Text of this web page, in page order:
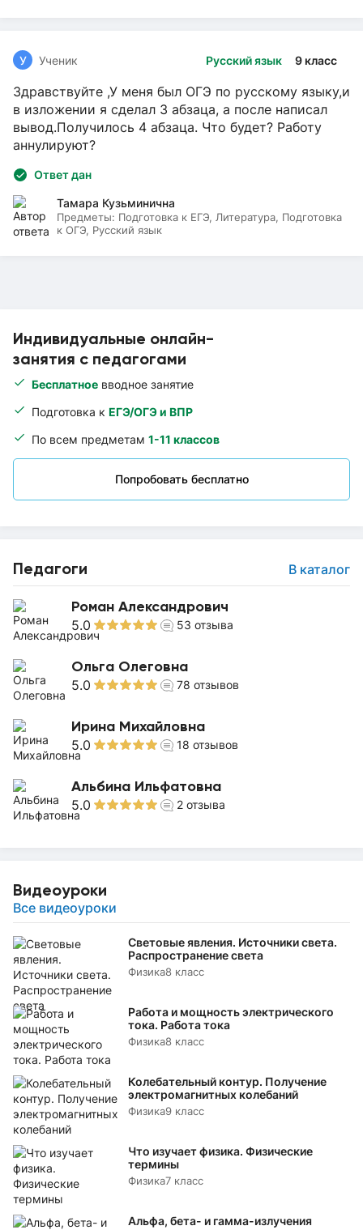
Индивидуальные онлайн-
занятия с педагогами
Бесплатное вводное занятие
Подготовка к ЕГЭ/ОГЭ и ВПР
По всем предметам 1-11 классов
Попробовать бесплатно
Педагоги В каталог
Роман Александрович
5.0 53 отзыва
Ольга Олеговна
5.0 78 отзывов
Ирина Михайловна
5.0 18 отзывов
Альбина Ильфатовна
5.0 2 отзыва
Видеоуроки
Все видеоуроки
Световые явления. Источники света.
Распространение света
Физика8 класс
Работа и мощность электрического
тока. Работа тока
Физика8 класс
Колебательный контур. Получение
электромагнитных колебаний
Физика9 класс
Что изучает физика. Физические
термины
Физика7 класс
Альфа, бета- и гамма-излучения
Русский язык 9 класс
У Ученик
Здравствуйте ,У меня был ОГЭ по русскому языку,и
в изложении я сделал 3 абзаца, а после написал
вывод.Получилось 4 абзаца. Что будет? Работу
аннулируют?
Ответ дан
Тамара Кузьминична
Предметы: Подготовка к ЕГЭ, Литература, Подготовка
к ОГЭ, Русский язык